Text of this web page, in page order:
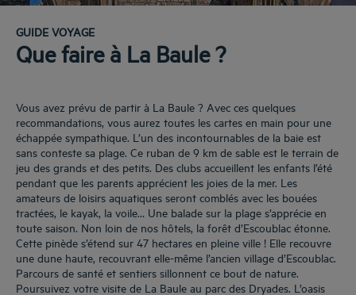
GUIDE VOYAGE
Que faire à La Baule ?
Vous avez prévu de partir à La Baule ? Avec ces quelques
recommandations, vous aurez toutes les cartes en main pour une
échappée sympathique. L’un des incontournables de la baie est
sans conteste sa plage. Ce ruban de 9 km de sable est le terrain de
jeu des grands et des petits. Des clubs accueillent les enfants l’été
pendant que les parents apprécient les joies de la mer. Les
amateurs de loisirs aquatiques seront comblés avec les bouées
tractées, le kayak, la voile… Une balade sur la plage s’apprécie en
toute saison. Non loin de nos hôtels, la forêt d’Escoublac étonne.
Cette pinède s’étend sur 47 hectares en pleine ville ! Elle recouvre
une dune haute, recouvrant elle-même l’ancien village d’Escoublac.
Parcours de santé et sentiers sillonnent ce bout de nature.
Poursuivez votre visite de La Baule au parc des Dryades. L’oasis